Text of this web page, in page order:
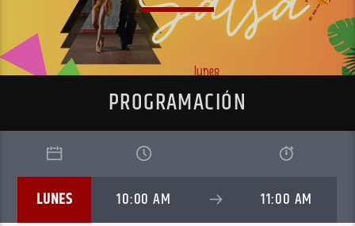
PROGRAMACIÓN
LUNES 10:00 AM 11:00 AM